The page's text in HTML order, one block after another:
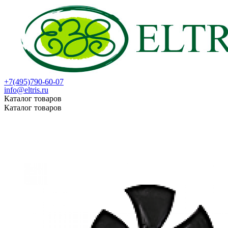
+7(495)790-60-07
info@eltris.ru
Каталог товаров
Каталог товаров